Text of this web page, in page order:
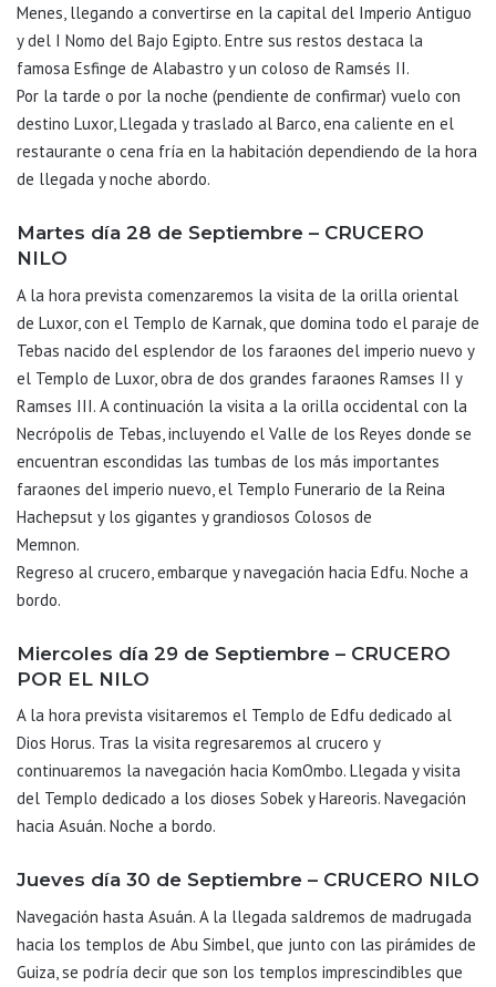
Menes, llegando a convertirse en la capital del Imperio Antiguo
y del I Nomo del Bajo Egipto. Entre sus restos destaca la
famosa Esfinge de Alabastro y un coloso de Ramsés II.
Por la tarde o por la noche (pendiente de confirmar) vuelo con
destino Luxor, Llegada y traslado al Barco, ena caliente en el
restaurante o cena fría en la habitación dependiendo de la hora
de llegada y noche abordo.
Martes día 28 de Septiembre – CRUCERO
NILO
A la hora prevista comenzaremos la visita de la orilla oriental
de Luxor, con el Templo de Karnak, que domina todo el paraje de
Tebas nacido del esplendor de los faraones del imperio nuevo y
el Templo de Luxor, obra de dos grandes faraones Ramses II y
Ramses III. A continuación la visita a la orilla occidental con la
Necrópolis de Tebas, incluyendo el Valle de los Reyes donde se
encuentran escondidas las tumbas de los más importantes
faraones del imperio nuevo, el Templo Funerario de la Reina
Hachepsut y los gigantes y grandiosos Colosos de
Memnon.
Regreso al crucero, embarque y navegación hacia Edfu. Noche a
bordo.
Miercoles día 29 de Septiembre – CRUCERO
POR EL NILO
A la hora prevista visitaremos el Templo de Edfu dedicado al
Dios Horus. Tras la visita regresaremos al crucero y
continuaremos la navegación hacia KomOmbo. Llegada y visita
del Templo dedicado a los dioses Sobek y Hareoris. Navegación
hacia Asuán. Noche a bordo.
Jueves día 30 de Septiembre – CRUCERO NILO
Navegación hasta Asuán. A la llegada saldremos de madrugada
hacia los templos de Abu Simbel, que junto con las pirámides de
Guiza, se podría decir que son los templos imprescindibles que